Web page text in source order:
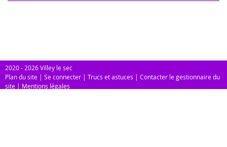
2020 - 2026 Villey le sec
Plan du site | Se connecter | Trucs et astuces | Contacter le gestionnaire du
site | Mentions légales